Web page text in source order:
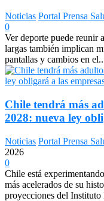
Noticias Portal Prensa
0
Ver deporte puede reunir
largas también implican
pantallas y cambios en
Chile tendrá más
2028: nueva ley
Noticias Portal Prensa
2026
0
Chile está
más acelerados de su
proyecciones del Instituto